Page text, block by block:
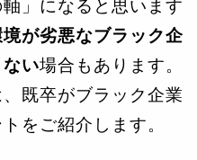
」になると思います
が劣悪なブラック企
ない場合もあります。
既卒がブラック企業
をご紹介します。